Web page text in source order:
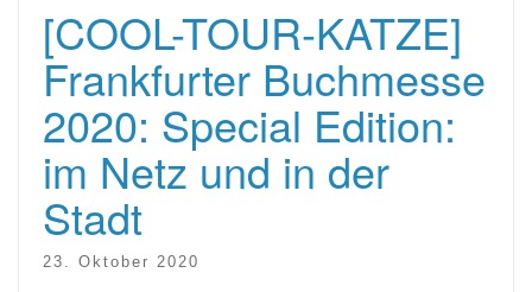
[COOL-TOUR-KATZE]
Frankfurter Buchmesse
2020: Special Edition:
im Netz und in der
Stadt
23. Oktober 2020